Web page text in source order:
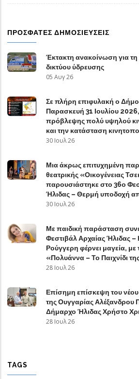
ΠΡΟΣΦΑΤΕΣ ΔΗΜΟΣΙΕΥΣΕΙΣ
Έκτακτη ανακοίνωση για τη
δικτύου ύδρευσης
05 Αυγ 26
Σε πλήρη επιφυλακή ο
Παρασκευή 31 Ιουλίου
πρόβλεψης πολύ υψηλού
και την κατάσταση
30 Ιουλ 26
Μια άκρως επιτυχημένη
θεατρικής «Οικογένειας
παρουσιάστηκε στο 36ο
Ήλιδας – Θερμή υποδοχή
30 Ιουλ 26
Με παιδική παράσταση
Φεστιβάλ Αρχαίας Ήλιδας
Ρούγγερη φέρνει μαγεία, με
«Πολυάννα – Το Παιχνίδι
28 Ιουλ 26
Επίσημη επίσκεψη του
της Ουγγαρίας Αλέξανδρου
Δήμαρχο Ήλιδας Χρήστο
28 Ιουλ 26
TAGS